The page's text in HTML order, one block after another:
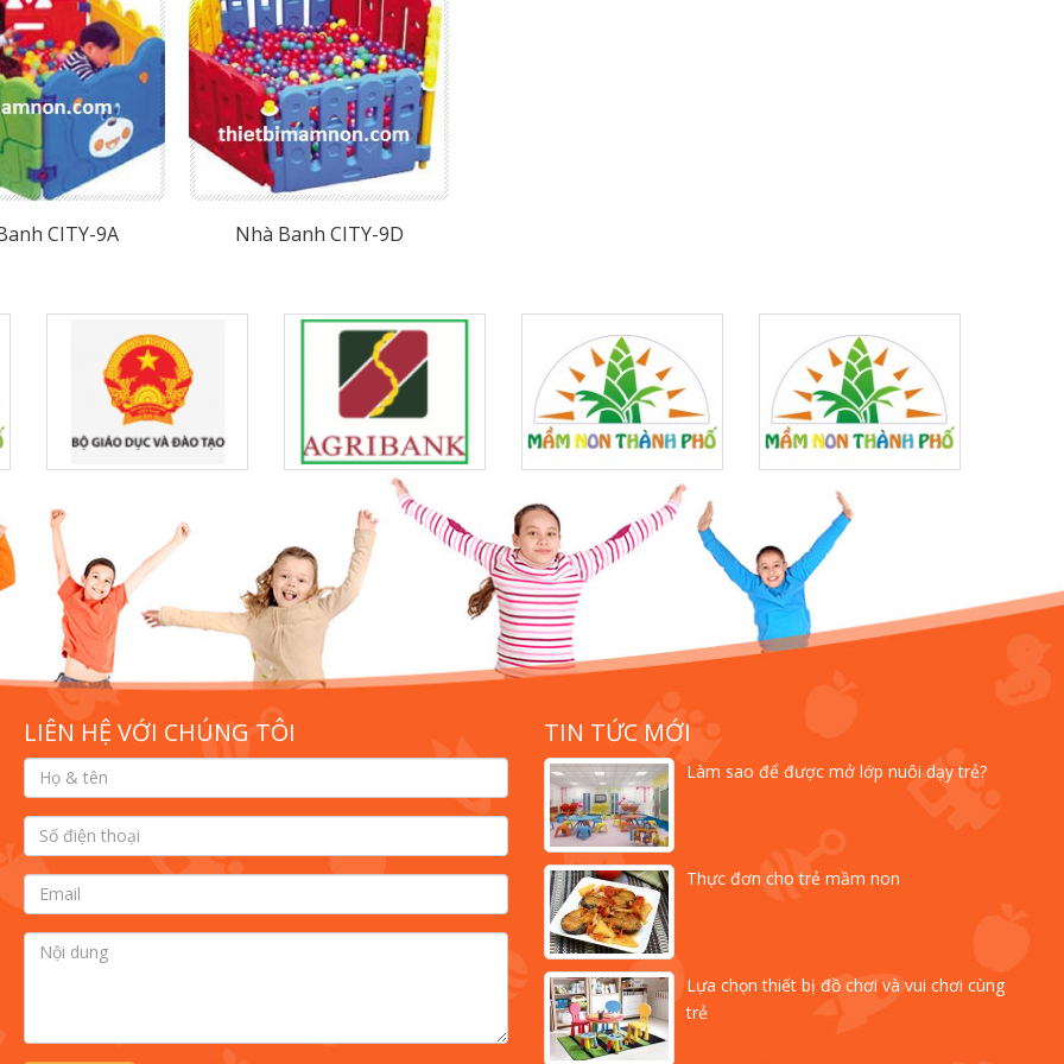
CITY-9A Nhà Banh CITY-9D
LIÊN HỆ VỚI CHÚNG TÔI TIN TỨC MỚI
Làm sao để được mở lớp nuôi dạy trẻ?
Thực đơn cho trẻ mầm non
Lựa chọn thiết bị đồ chơi và vui chơi cùng
trẻ